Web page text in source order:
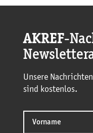
AKREF-
Unsere
sind kostenlos.